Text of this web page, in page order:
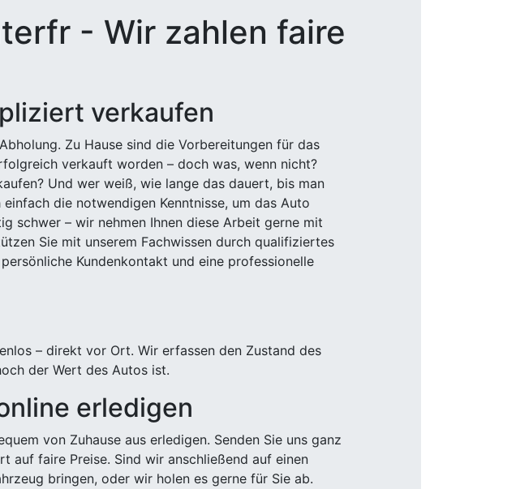
- Wir zahlen faire
verkaufen
Zu Hause sind die Vorbereitungen für das
verkauft worden – doch was, wenn nicht?
Und wer weiß, wie lange das dauert, bis man
die notwendigen Kenntnisse, um das Auto
schwer – wir nehmen Ihnen diese Arbeit gerne mit
Sie mit unserem Fachwissen durch qualifiziertes
Kundenkontakt und eine professionelle
– direkt vor Ort. Wir erfassen den Zustand des
der Wert des Autos ist.
erledigen
von Zuhause aus erledigen. Senden Sie uns ganz
auf faire Preise. Sind wir anschließend auf einen
bringen, oder wir holen es gerne für Sie ab.